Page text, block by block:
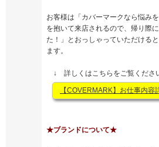
お客様は「カバーマークなら悩み
を抱いて来店されるので、帰り際
た！」とおっしゃっていただける
ます。
↓ 詳しくはこちらをご覧くださ
【COVERMARK】お仕事内容
★ブランドについて★